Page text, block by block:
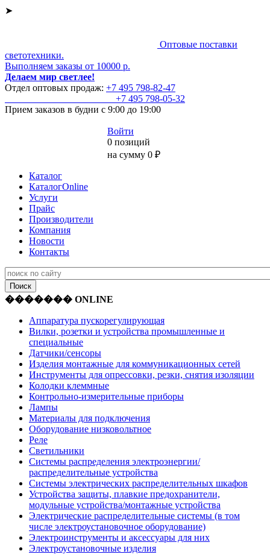
➤
Оптовые поставки
светотехники.
Выполняем заказы от 10000 р.
Делаем мир светлее!
Отдел оптовых продаж: +7 495 798-82-47
+7 495 798-05-32
Прием заказов в будни с 9:00 до 19:00
Войти
0 позиций
на сумму 0 ₽
Каталог
КаталогOnline
Услуги
Прайс
Производители
Компания
Новости
Контакты
������� ONLINE
Аппаратура пускорегулирующая
Вилки, розетки и устройства промышленные и
специальные
Датчики/сенсоры
Изделия монтажные для коммуникационных сетей
Инструменты для опрессовки, резки, снятия изоляции
Колодки клеммные
Контрольно-измерительные приборы
Лампы
Материалы для подключения
Оборудование низковольтное
Реле
Светильники
Системы распределения электроэнергии/
распределительные устройства
Системы электрических распределительных шкафов
Устройства защиты, плавкие предохранители,
модульные устройства/монтажные устройства
Электрические распределительные системы (в том
числе электроустановочное оборудование)
Электроинструменты и аксессуары для них
Электроустановочные изделия